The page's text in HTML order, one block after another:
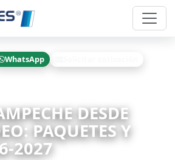
WhatsApp
DESDE
PAQUETES Y
2027